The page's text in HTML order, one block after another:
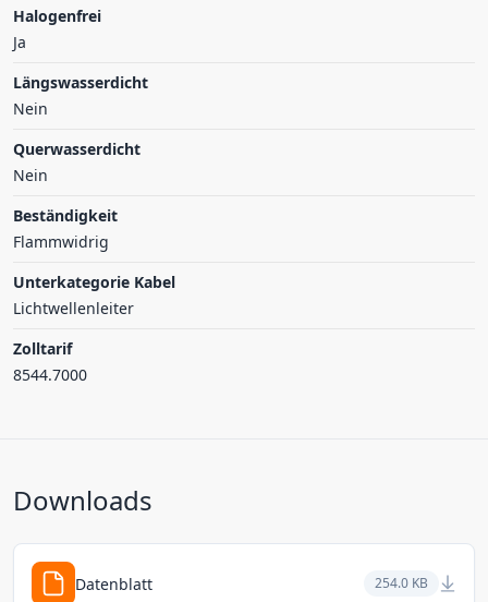
Halogenfrei
Ja
Längswasserdicht
Nein
Querwasserdicht
Nein
Beständigkeit
Flammwidrig
Unterkategorie Kabel
Lichtwellenleiter
Zolltarif
8544.7000
Downloads
Datenblatt 254.0 KB